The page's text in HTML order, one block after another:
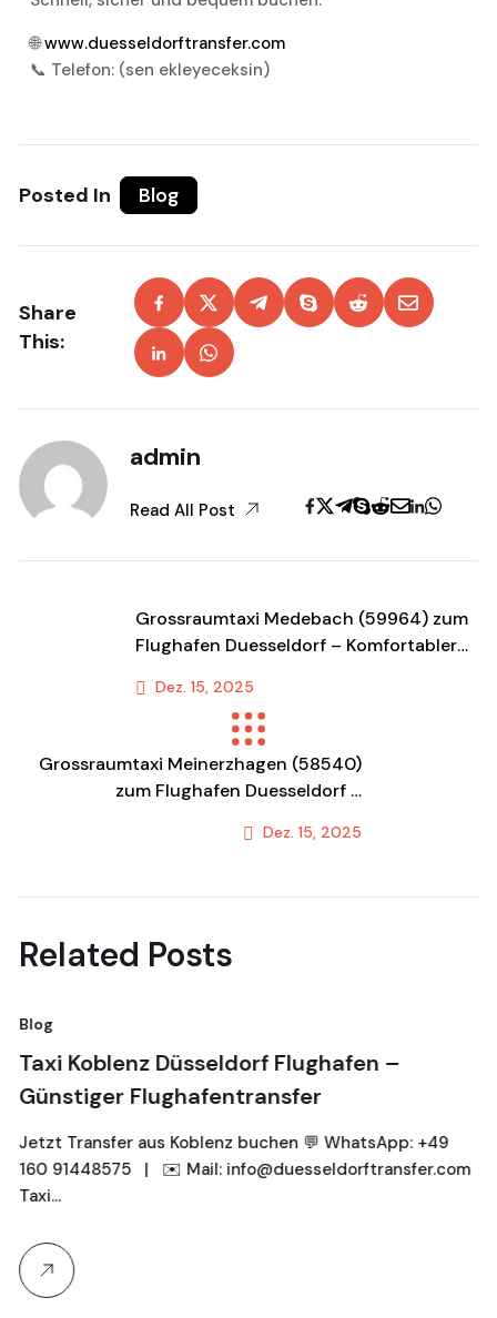
🌐www.duesseldorftransfer.com
📞 Telefon: (sen ekleyeceksin)
Posted In Blog
Share
This:
admin
Read All Post
Grossraumtaxi Medebach (59964) zum
Flughafen Duesseldorf – Komfortabler
Dez. 15, 2025
Previous Post
Grossraumtaxi Meinerzhagen (58540)
zum Flughafen Duesseldorf –
Transportservice
Dez. 15, 2025
Related Posts
Blog
Taxi Koblenz Düsseldorf Flughafen –
Günstiger Flughafentransfer
Jetzt Transfer aus Koblenz buchen 💬 WhatsApp: +49
160 91448575 | ✉️ Mail: info@duesseldorftransfer.com
Taxi…